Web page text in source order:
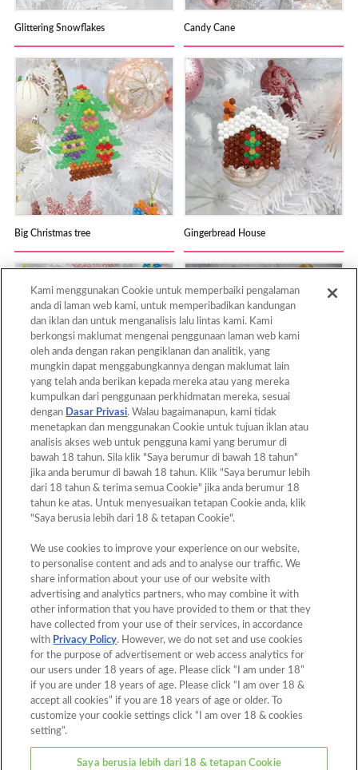
Glittering Snowflakes Candy Cane
Big Christmas tree Gingerbread House
cookies Small Santa Claus and Reindeer
1 2 3 4 5 6 7 8
Back to Top
Home Products
Video For Parents
Kami menggunakan Cookie untuk memperbaiki pengalaman
anda di laman web kami, untuk memperibadikan kandungan
dan iklan dan untuk menganalisis lalu lintas kami. Kami
berkongsi maklumat mengenai penggunaan laman web kami
oleh anda dengan rakan pengiklanan dan analitik, yang
mungkin dapat menggabungkannya dengan maklumat lain
yang telah anda berikan kepada mereka atau yang mereka
kumpulkan dari penggunaan perkhidmatan mereka, sesuai
dengan Dasar Privasi. Walau bagaimanapun, kami tidak
menetapkan dan menggunakan Cookie untuk tujuan iklan atau
analisis akses web untuk pengguna kami yang berumur di
bawah 18 tahun. Sila klik "Saya berumur di bawah 18 tahun"
jika anda berumur di bawah 18 tahun. Klik "Saya berumur lebih
dari 18 tahun & terima semua Cookie" jika anda berumur 18
tahun ke atas. Untuk menyesuaikan tetapan Cookie anda, klik
"Saya berusia lebih dari 18 & tetapan Cookie".
We use cookies to improve your experience on our website,
to personalise content and ads and to analyse our traffic. We
share information about your use of our website with
advertising and analytics partners, who may combine it with
other information that you have provided to them or that they
have collected from your use of their services, in accordance
with Privacy Policy. However, we do not set and use cookies
for the purpose of advertisement or web access analytics for
our users under 18 years of age. Please click “I am under 18”
if you are under 18 years of age. Please click “I am over 18 &
accept all cookies” if you are 18 years of age or older. To
customize your cookie settings click “I am over 18 & cookies
setting”.
Saya berusia lebih dari 18 & tetapan Cookie